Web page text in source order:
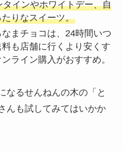
タインやホワイトデー、自
りなスイーツ。
まチョコは、24時間いつ
も店舗に行くより安くす
ライン購入がおすすめ。
なるせんねんの木の「と
んも試してみてはいかか